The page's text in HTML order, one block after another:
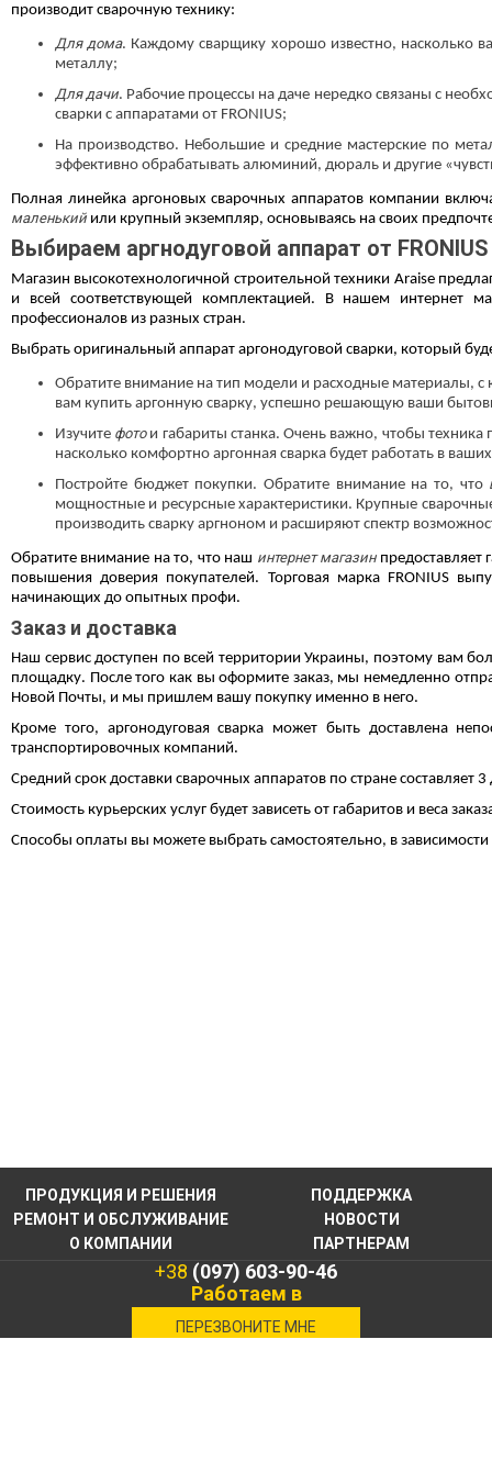
производит сварочную технику:
Для дома. Каждому сварщику хорошо известно, насколько
металлу;
Для дачи. Рабочие процессы на даче нередко связаны с
сварки с аппаратами от FRONIUS;
На производство. Небольшие и средние мастерские по
эффективно обрабатывать алюминий, дюраль и другие
Полная линейка аргоновых сварочных аппаратов компании
маленький или крупный экземпляр, основываясь на своих
Выбираем аргнодуговой аппарат от FRONIUS
Магазин высокотехнологичной строительной техники Araise
и всей соответствующей комплектацией. В нашем интернет
профессионалов из разных стран.
Выбрать оригинальный аппарат аргонодуговой сварки, который
Обратите внимание на тип модели и расходные материалы, с
вам купить аргонную сварку, успешно решающую ваши
Изучите фотои габариты станка. Очень важно, чтобы техника
насколько комфортно аргонная сварка будет работать в
Постройте бюджет покупки. Обратите внимание на то, что
мощностные и ресурсные характеристики. Крупные
производить сварку аргноном и расширяют спектр
Обратите внимание на то, что наш интернет магазинпредоставляет
повышения доверия покупателей. Торговая марка FRONIUS
начинающих до опытных профи.
Заказ и доставка
Наш сервис доступен по всей территории Украины, поэтому вам
площадку. После того как вы оформите заказ, мы немедленно
Новой Почты, и мы пришлем вашу покупку именно в него.
Кроме того, аргонодуговая сварка может быть доставлена
транспортировочных компаний.
Средний срок доставки сварочных аппаратов по стране составляет
Стоимость курьерских услуг будет зависеть от габаритов и веса
Способы оплаты вы можете выбрать самостоятельно, в зависимости
ПРОДУКЦИЯ И РЕШЕНИЯ
ПОДДЕРЖКА
РЕМОНТ И ОБСЛУЖИВАНИЕ
НОВОСТИ
О КОМПАНИИ
ПАРТНЕРАМ
+38 (097) 603-90-46
Работаем в
военное время
ПЕРЕЗВОНИТЕ МНЕ